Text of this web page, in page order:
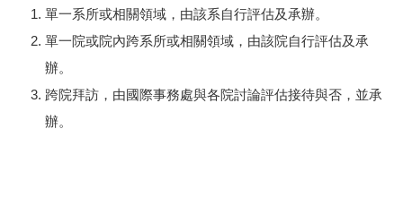
單一系所或相關領域，由該系自行評估及承辦。
單一院或院內跨系所或相關領域，由該院自行評估及承
辦。
跨院拜訪，由國際事務處與各院討論評估接待與否，並承
辦。